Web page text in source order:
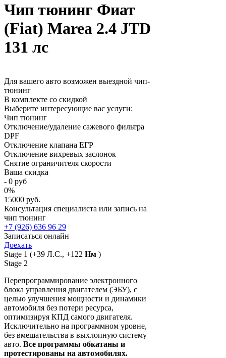
Чип тюнинг Фиат
(Fiat) Marea 2.4 JTD
131 лс
Для вашего авто возможен выездной чип-
тюнинг
В комплекте со скидкой
Выберите интересующие вас услуги:
Чип тюнинг
Отключение/удаление сажевого фильтра
DPF
Отключение клапана ЕГР
Отключение вихревых заслонок
Снятие ограничителя скорости
Ваша скидка
- 0 руб
0%
15000 руб.
Консультация специалиста или запись на
чип тюнинг
+7 (926) 636 96 29
Записаться онлайн
Доехать
Stage 1 (+39 Л.С., +122 Нм )
Stage 2
Перепрограммирование электронного
блока управления двигателем (ЭБУ), с
целью улучшения мощности и динамики
автомобиля без потери ресурса,
оптимизируя КПД самого двигателя.
Исключительно на программном уровне,
без вмешательства в выхлопную систему
авто. Все программы обкатаны и
протестированы на автомобилях.